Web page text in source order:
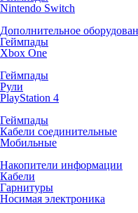
Nintendo Switch
Дополнительное
Геймпады
Xbox One
Геймпады
Рули
PlayStation 4
Геймпады
Кабели соединительные
Мобильные
Накопители информации
Кабели
Гарнитуры
Носимая электроника